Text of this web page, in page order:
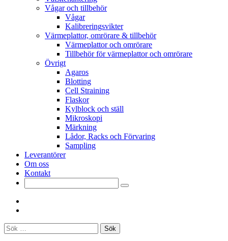
Vågar och tillbehör
Vågar
Kalibreringsvikter
Värmeplattor, omrörare & tillbehör
Värmeplattor och omrörare
Tillbehör för värmeplattor och omrörare
Övrigt
Agaros
Blotting
Cell Straining
Flaskor
Kylblock och ställ
Mikroskopi
Märkning
Lådor, Racks och Förvaring
Sampling
Leverantörer
Om oss
Kontakt
Sök
efter: